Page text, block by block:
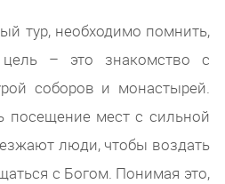
тур, необходимо помнить,
– это знакомство с
соборов и монастырей.
посещение мест с сильной
люди, чтобы воздать
с Богом. Понимая это,